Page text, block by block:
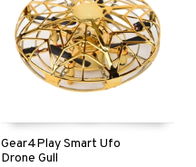
Gear4Play Smart Ufo
Drone Gull